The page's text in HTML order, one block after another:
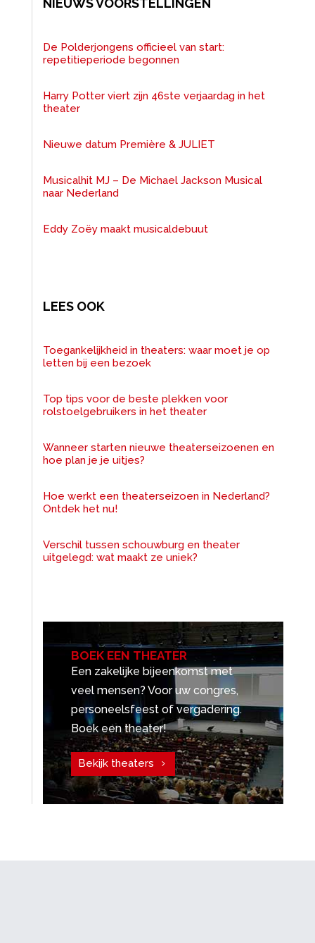
De Polderjongens officieel van start:
repetitieperiode begonnen
Harry Potter viert zijn 46ste verjaardag in het
theater
Nieuwe datum Première & JULIET
Musicalhit MJ – De Michael Jackson Musical
naar Nederland
Eddy Zoëy maakt musicaldebuut
LEES OOK
Toegankelijkheid in theaters: waar moet je op
letten bij een bezoek
Top tips voor de beste plekken voor
rolstoelgebruikers in het theater
Wanneer starten nieuwe theaterseizoenen en
hoe plan je je uitjes?
Hoe werkt een theaterseizoen in Nederland?
Ontdek het nu!
Verschil tussen schouwburg en theater
uitgelegd: wat maakt ze uniek?
BOEK EEN THEATER
Een zakelijke bijeenkomst met
veel mensen? Voor uw congres,
personeelsfeest of vergadering.
Boek een theater!
Bekijk theaters